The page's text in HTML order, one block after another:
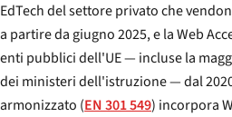
EdTech del settore privato che
a partire da giugno 2025, e la Web
enti pubblici dell'UE — incluse la
dei ministeri dell'istruzione — dal
armonizzato (EN 301 549) incorpora WCAG 2.1 AA più criteri